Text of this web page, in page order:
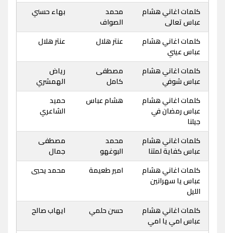
كلمات اغاني هشام
عباس تعالى
محمد
الصواف
بهاء حسني
كلمات اغاني هشام
عباس عيني
عنتر هلال عنتر هلال
كلمات اغاني هشام
عباس شوفي
مصطفى
كامل
رياض
الهمشري
كلمات اغاني هشام
عباس رمضان في
جيلنا
هشام عباس
حميد
الشاعري
كلمات اغاني هشام
عباس كفاية لمتنا
محمد
البوغهو
مصطفى
جمال
كلمات اغاني هشام
عباس يا سهرانين
الليل
امير طعيمة محمد يحيي
كلمات اغاني هشام
عباس امي يا امي
حسن حلمي ايهاب صالح